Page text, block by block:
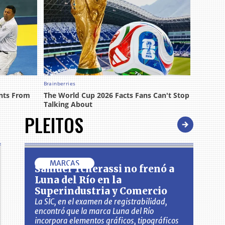
PLEITOS
MARCAS
Samuel Tcherassi no frenó a
Luna del Río en la
Superindustria y Comercio
La SIC, en el examen de registrabilidad,
encontró que la marca Luna del Río
incorpora elementos gráficos, tipográficos